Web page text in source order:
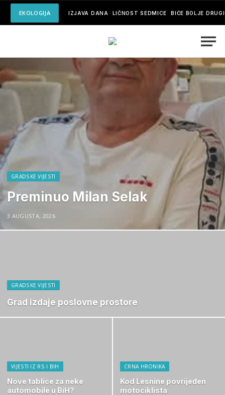
EKOLOGIJA IZJAVA DANA LIČNOST SEDMICE BIĆE BOLJE
GRADSKE VIJESTI
Preminuo Milan Selak
3 AUGUSTA, 2026
GRADSKE VIJESTI
Grad izdaje poslovne prostore
VIJESTI IZ RS I BIH
Nove tablice za neke
automobile u BiH?
CRNA HRONIKA
Kod Lesnine povrijeđen
motociklista